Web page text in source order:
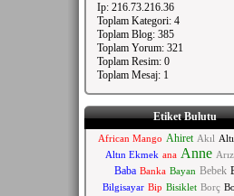
Ip: 216.73.216.36
Toplam Kategori: 4
Toplam Blog: 385
Toplam Yorum: 321
Toplam Resim: 0
Toplam Mesaj: 1
Etiket Bulutu
African Mango Ahiret Akıl
Altın Ekmek ana Anne
Baba Banka Bayan Bebek
Bilgisayar Bip Bisiklet Borç